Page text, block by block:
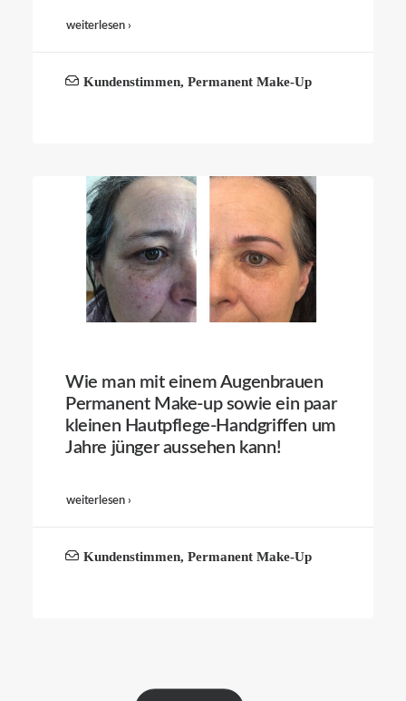
weiterlesen ›
Kundenstimmen, Permanent Make-Up
Wie man mit einem Augenbrauen
Permanent Make-up sowie ein paar
kleinen Hautpflege-Handgriffen um
Jahre jünger aussehen kann!
weiterlesen ›
Kundenstimmen, Permanent Make-Up